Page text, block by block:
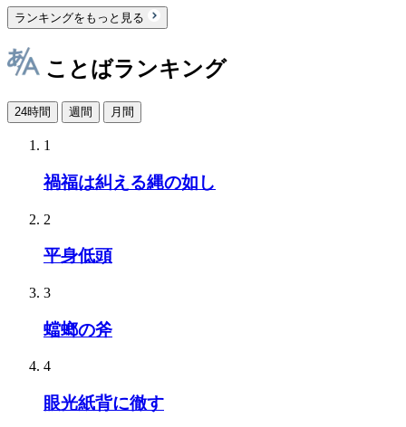
ランキングをもっと見る
ことばランキング
24時間 週間 月間
1
禍福は糾える縄の如し
2
平身低頭
3
蟷螂の斧
4
眼光紙背に徹す